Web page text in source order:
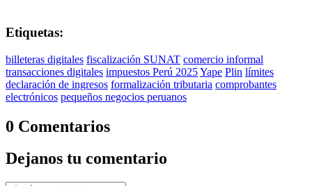
Etiquetas:
billeteras digitales fiscalización SUNAT comercio informal
transacciones digitales impuestos Perú 2025Yape Plin límites
declaración de ingresos formalización tributaria comprobantes
electrónicos pequeños negocios peruanos
0 Comentarios
Dejanos tu comentario